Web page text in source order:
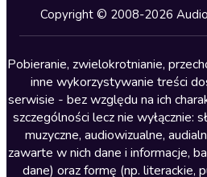
Kryminały
Lektury szkolne
Literatura anglojęzyczna
Literatura faktu
Literatura obyczajowa
Literatura piękna obca
Copyright © 2008-2026
Pobieranie, zwielokrotnianie,
inne wykorzystywanie treści
serwisie - bez względu na ich
szczególności lecz nie wyłącznie:
muzyczne, audiowizualne,
zawarte w nich dane i informacje,
dane) oraz formę (np. literackie,